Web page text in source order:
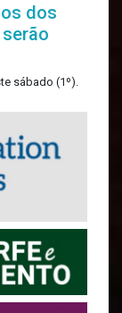
dos
sábado (1º).